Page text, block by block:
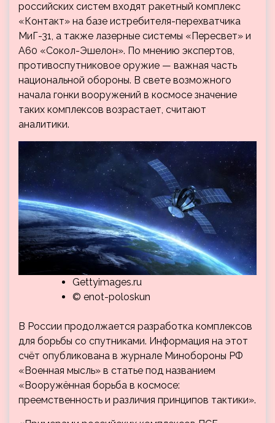
российских систем входят ракетный комплекс
«Контакт» на базе истребителя-перехватчика
МиГ-31, а также лазерные системы «Пересвет» и
А60 «Сокол-Эшелон». По мнению экспертов,
противоспутниковое оружие — важная часть
национальной обороны. В свете возможного
начала гонки вооружений в космосе значение
таких комплексов возрастает, считают
аналитики.
Gettyimages.ru
© enot-poloskun
В России продолжается разработка комплексов
для борьбы со спутниками. Информация на этот
счёт опубликована в журнале Минобороны РФ
«Военная мысль» в статье под названием
«Вооружённая борьба в космосе:
преемственность и различия принципов тактики».